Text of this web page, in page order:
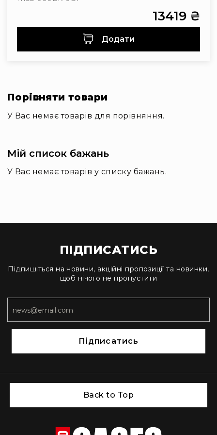
стабілізаторів
для
про-
аудіо
Медичні
кейси
медичної
допомоги
Кейси
кейси
Поліуретанові
Модульні
перегородки
Кастомні
Органайзери
кришки
Запасні
частини
Різне
кейси
Додати
13419 ₴
Порівняти товари
У Вас немає товарів для порівняння.
Мій список бажань
У Вас немає товарів у списку бажань.
ПІДПИСАТИСЬ
Підпишіться на новини, акційні пропозиції та новинки,
щоб нічого не пропустити
Підписатись
Back to Top